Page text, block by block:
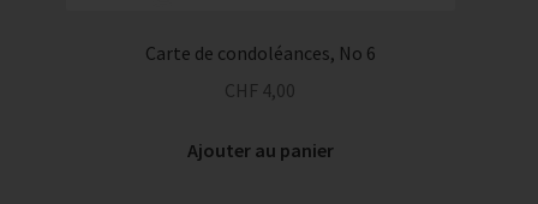
Carte de condoléances, No 6
CHF 4,00
Ajouter au panier